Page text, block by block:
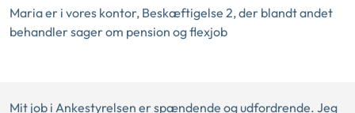
Maria er i vores kontor, Beskæftigelse 2, der blandt andet
behandler sager om pension og flexjob
Mit job i Ankestyrelsen er spændende og udfordrende. Jeg